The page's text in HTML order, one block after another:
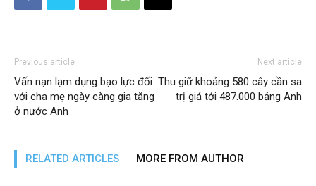
Previous article
Vấn nạn lạm dụng bạo lực đối
với cha mẹ ngày càng gia tăng
ở nước Anh
Next article
Thu giữ khoảng 580 cây cần sa
trị giá tới 487.000 bảng Anh
RELATED ARTICLES MORE FROM AUTHOR